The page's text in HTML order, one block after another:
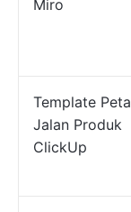
Miro
Template Peta
Jalan Produk
ClickUp